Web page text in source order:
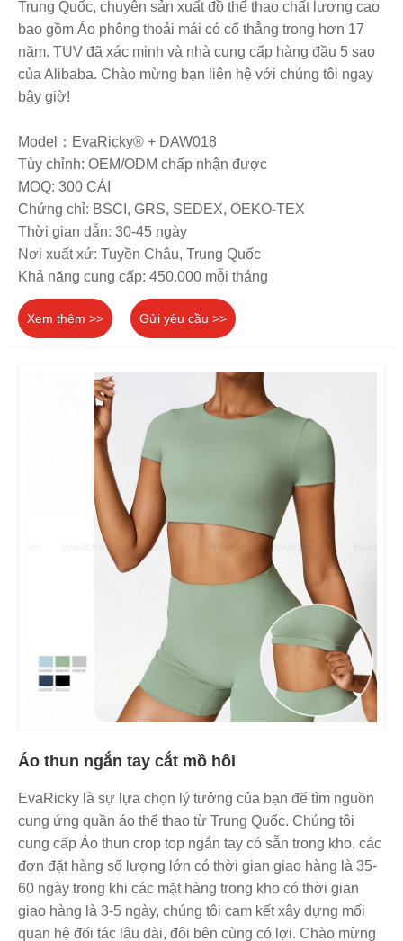
Trung Quốc, chuyên sản xuất đồ thể thao chất lượng cao
bao gồm Áo phông thoải mái có cổ thẳng trong hơn 17
năm. TUV đã xác minh và nhà cung cấp hàng đầu 5 sao
của Alibaba. Chào mừng bạn liên hệ với chúng tôi ngay
bây giờ!
Model：EvaRicky® + DAW018
Tùy chỉnh: OEM/ODM chấp nhận được
MOQ: 300 CÁI
Chứng chỉ: BSCI, GRS, SEDEX, OEKO-TEX
Thời gian dẫn: 30-45 ngày
Nơi xuất xứ: Tuyền Châu, Trung Quốc
Khả năng cung cấp: 450.000 mỗi tháng
Xem thêm >> Gửi yêu cầu >>
Áo thun ngắn tay cắt mồ hôi
EvaRicky là sự lựa chọn lý tưởng của bạn để tìm nguồn
cung ứng quần áo thể thao từ Trung Quốc. Chúng tôi
cung cấp Áo thun crop top ngắn tay có sẵn trong kho, các
đơn đặt hàng số lượng lớn có thời gian giao hàng là 35-
60 ngày trong khi các mặt hàng trong kho có thời gian
giao hàng là 3-5 ngày, chúng tôi cam kết xây dựng mối
quan hệ đối tác lâu dài, đôi bên cùng có lợi. Chào mừng